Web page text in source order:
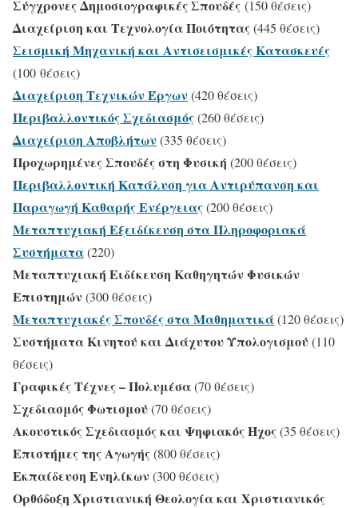
Σύγχρονες Δημοσιογραφικές Σπουδές (150 θέσεις)
Διαχείριση και Τεχνολογία Ποιότητας(445 θέσεις)
Σεισμική Μηχανική και Αντισεισμικές Κατασκευές
(100 θέσεις)
Διαχείριση Τεχνικών Έργων(420 θέσεις)
Περιβαλλοντικός Σχεδιασμός(260 θέσεις)
Διαχείριση Αποβλήτων(335 θέσεις)
Προχωρημένες Σπουδές στη Φυσική (200 θέσεις)
Περιβαλλοντική Κατάλυση για Αντιρύπανση και
Παραγωγή Καθαρής Ενέργειας(200 θέσεις)
Μεταπτυχιακή Εξειδίκευση στα Πληροφοριακά
Συστήματα(220)
Μεταπτυχιακή Ειδίκευση Καθηγητών Φυσικών
Επιστημών (300 θέσεις)
Μεταπτυχιακές Σπουδές στα Μαθηματικά(120 θέσεις)
Συστήματα Κινητού και Διάχυτου Υπολογισμού(110
θέσεις)
Γραφικές Τέχνες – Πολυμέσα(70 θέσεις)
Σχεδιασμός Φωτισμού(70 θέσεις)
Ακουστικός Σχεδιασμός και Ψηφιακός Ήχος(35 θέσεις)
Επιστήμες της Αγωγής(800 θέσεις)
Εκπαίδευση Ενηλίκων (300 θέσεις)
Ορθόδοξη Χριστιανική Θεολογία και Χριστιανικός